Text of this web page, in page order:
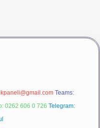
Teams:
0262 606 0 726 Telegram: